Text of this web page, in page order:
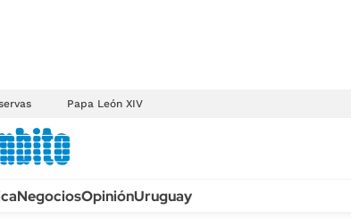
Papa León XIV
NegociosOpiniónUruguay